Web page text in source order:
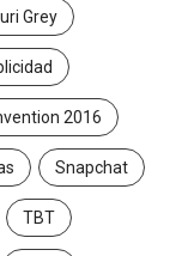
Grey
2016
Snapchat
TBT